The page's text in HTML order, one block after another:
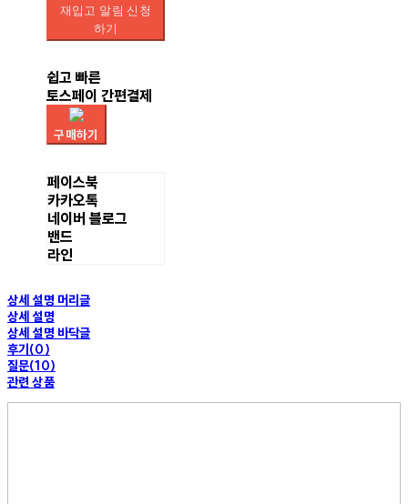
재입고 알림 신청
하기
쉽고 빠른
토스페이 간편결제
구매하기
페이스북
카카오톡
네이버 블로그
밴드
라인
상세 설명 머리글
상세 설명
상세 설명 바닥글
후기(0)
질문(10)
관련 상품